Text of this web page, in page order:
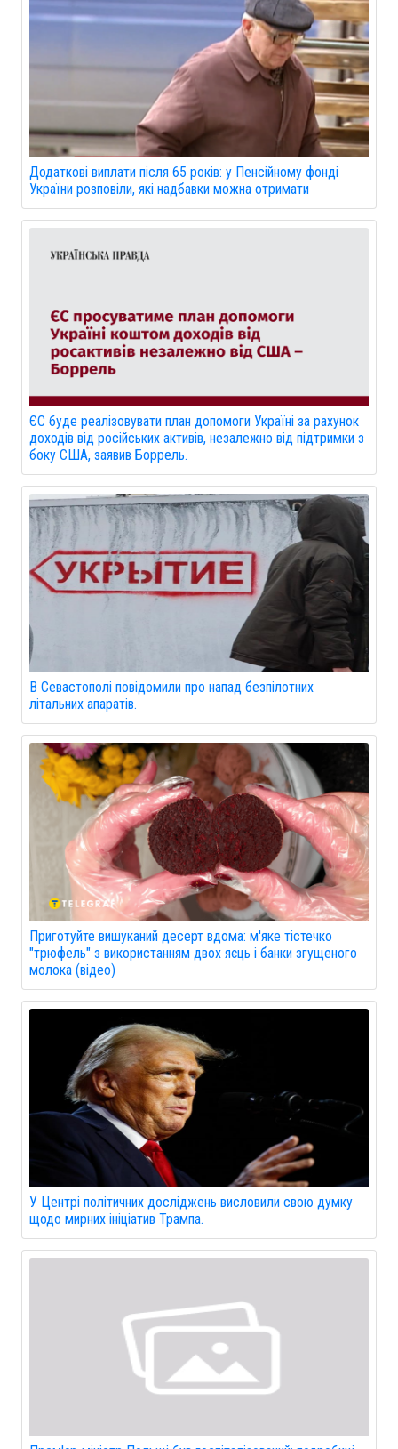
Додаткові виплати після 65 років: у Пенсійному фонді
України розповіли, які надбавки можна отримати
ЄС буде реалізовувати план допомоги Україні за рахунок
доходів від російських активів, незалежно від підтримки з
боку США, заявив Боррель.
В Севастополі повідомили про напад безпілотних
літальних апаратів.
Приготуйте вишуканий десерт вдома: м'яке тістечко
"трюфель" з використанням двох яєць і банки згущеного
молока (відео)
У Центрі політичних досліджень висловили свою думку
щодо мирних ініціатив Трампа.